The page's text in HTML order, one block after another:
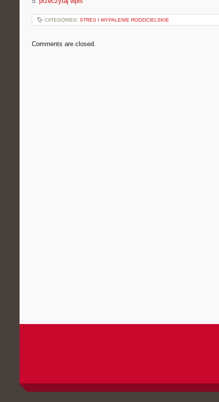
CATEGORIES: STRES I WYPALENIE RODZICIELSKIE
Comments are closed.